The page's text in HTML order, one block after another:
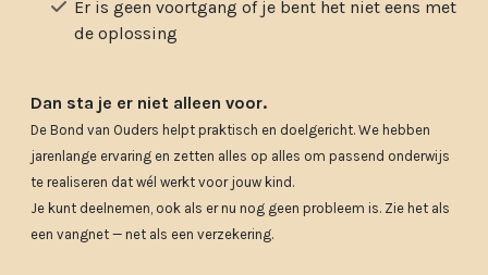
Er is geen voortgang of je bent het niet eens met
de oplossing
Dan sta je er niet alleen voor.
De Bond van Ouders helpt praktisch en doelgericht. We hebben
jarenlange ervaring en zetten alles op alles om passend onderwijs
te realiseren dat wél werkt voor jouw kind.
Je kunt deelnemen, ook als er nu nog geen probleem is. Zie het als
een vangnet — net als een verzekering.